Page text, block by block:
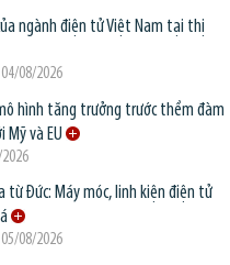
ngành điện tử Việt Nam tại thị
08/2026
hình tăng trưởng trước thềm đàm
và EU
từ Đức: Máy móc, linh kiện điện tử
08/2026